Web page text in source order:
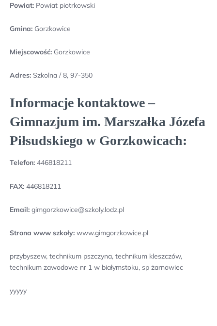
Powiat: Powiat piotrkowski
Gmina: Gorzkowice
Miejscowość: Gorzkowice
Adres: Szkolna / 8, 97-350
Informacje kontaktowe –
Gimnazjum im. Marszałka Józefa
Piłsudskiego w Gorzkowicach:
Telefon: 446818211
FAX: 446818211
Email: gimgorzkowice@szkoly.lodz.pl
Strona www szkoły: www.gimgorzkowice.pl
przybyszew, technikum pszczyna, technikum kleszczów,
technikum zawodowe nr 1 w białymstoku, sp żarnowiec
yyyyy